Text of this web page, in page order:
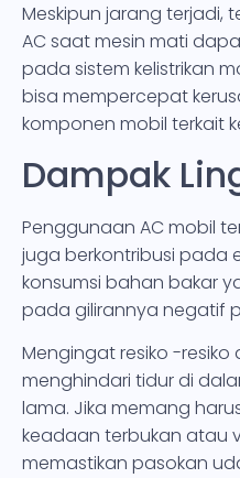
Meskipun jarang terjadi,
AC saat mesin mati
pada sistem kelistrikan
bisa mempercepat
komponen mobil terkait
Dampak
Penggunaan AC mobil
juga berkontribusi pada
konsumsi bahan bakar
pada gilirannya negatif
Mengingat resiko -
menghindari tidur di
lama. Jika memang
keadaan terbukan atau
memastikan pasokan